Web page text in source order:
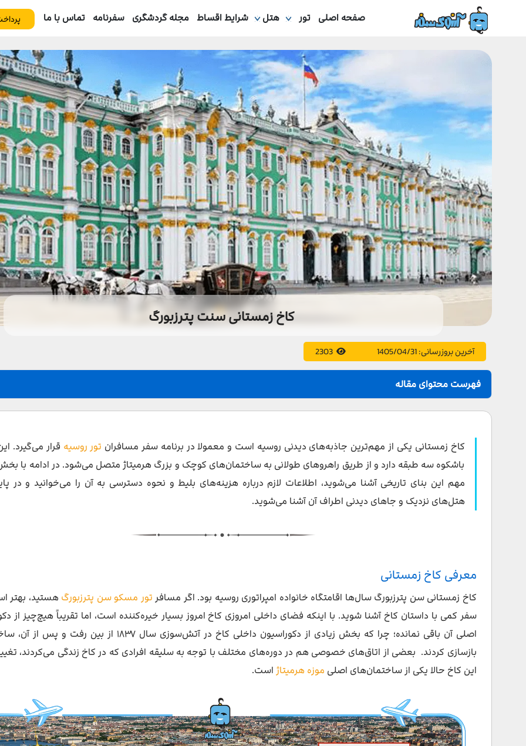
صفحه اصلی تور هتل شرایط اقساط مجله گردشگری سفرنامه تماس با ما
کاخ زمستانی سنت پترزبورگ
آخرین بروزرسانی:1405/04/31
2303
فهرست محتوای مقاله
معرفی کاخ زمستانی
چطوربا مترو به کاخ زمستانی برویم؟
چطور با اتوبوس به کاخ زمستانی برویم؟
اتاق تاج و تخت بزرگ
کلیسای بزرگ
اتاق نشیمن مالاکیت
تالار سفید
کاخ زمستانی یکی از مهم‌ترین جاذبه‌های دیدنی روسیه است و معمولا در برنامه سفر مسافران تور روسیه قرار می‌گیرد.
باشکوه سه طبقه دارد و از طریق راهروهای طولانی به ساختمان‌های کوچک و بزرگ هرمیتاژ متصل می‌شود. در ادامه با
مهم این بنای تاریخی آشنا می‌شوید، اطلاعات لازم درباره هزینه‌های بلیط و نحوه دسترسی به آن را می‌خوانید و در
هتل‌های نزدیک و جاهای دیدنی اطراف آن آشنا می‌شوید.
معرفی کاخ زمستانی
کاخ زمستانی سن پترزبورگ سال‌ها اقامتگاه خانواده امپراتوری روسیه بود. اگر مسافر تور مسکو سن پترزبورگ هستید، بهتر
سفر کمی با داستان کاخ آشنا شوید. با اینکه فضای داخلی امروزی کاخ امروز بسیار خیره‌کننده است، اما تقریباً هیچ‌چیز از
اصلی آن باقی نمانده؛ چرا که بخش زیادی از دکوراسیون داخلی کاخ در آتش‌سوزی سال ۱۸۳۷ از بین
بازسازی کردند. بعضی از اتاق‌های خصوصی هم در دوره‌های مختلف با توجه به سلیقه افرادی که در کاخ زندگی می‌کردند،
این کاخ حالا یکی از ساختمان‌های اصلی موزه هرمیتاژ است.